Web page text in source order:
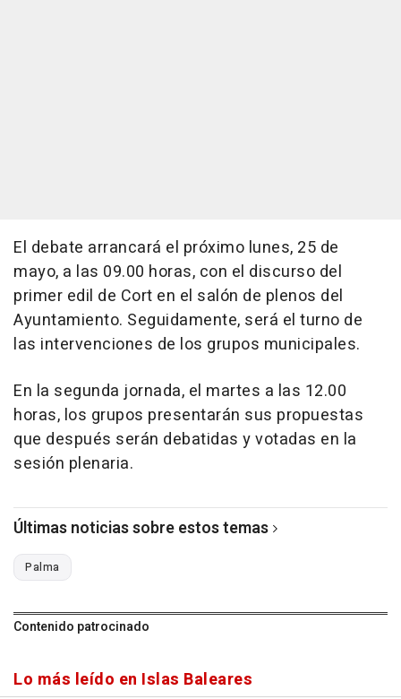
El debate arrancará el próximo lunes, 25 de
mayo, a las 09.00 horas, con el discurso del
primer edil de Cort en el salón de plenos del
Ayuntamiento. Seguidamente, será el turno de
las intervenciones de los grupos municipales.
En la segunda jornada, el martes a las 12.00
horas, los grupos presentarán sus propuestas
que después serán debatidas y votadas en la
sesión plenaria.
Últimas noticias sobre estos temas
Palma
Contenido patrocinado
Lo más leído en Islas Baleares